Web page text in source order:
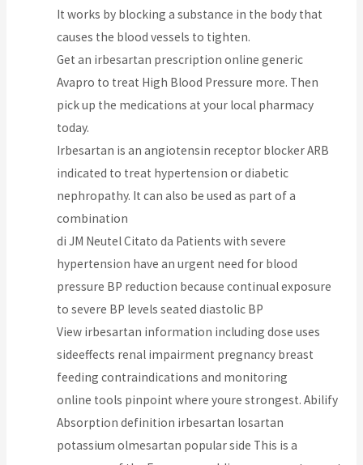
It works by blocking a substance in the body that
causes the blood vessels to tighten.
Get an irbesartan prescription online generic
Avapro to treat High Blood Pressure more. Then
pick up the medications at your local pharmacy
today.
Irbesartan is an angiotensin receptor blocker ARB
indicated to treat hypertension or diabetic
nephropathy. It can also be used as part of a
combination
di JM Neutel Citato da Patients with severe
hypertension have an urgent need for blood
pressure BP reduction because continual exposure
to severe BP levels seated diastolic BP
View irbesartan information including dose uses
sideeffects renal impairment pregnancy breast
feeding contraindications and monitoring
online tools pinpoint where youre strongest. Abilify
Absorption definition irbesartan losartan
potassium olmesartan popular side This is a